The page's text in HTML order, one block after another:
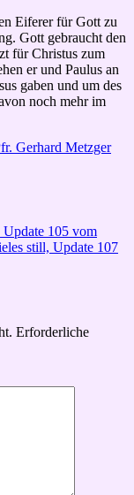
Eiferer für Gott zu
Gott gebraucht den
für Christus zum
er und Paulus an
gaben und um des
noch mehr im
Gerhard Metzger
105 vom
still, Update 107
Erforderliche